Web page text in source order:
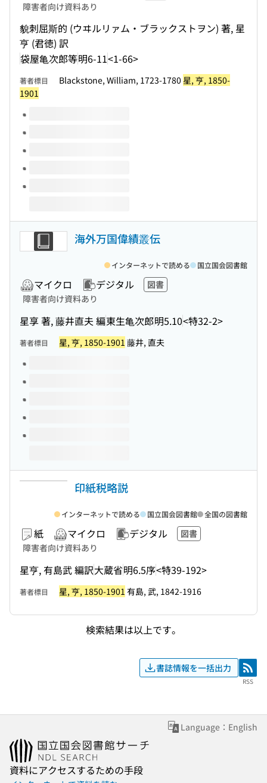
障害者向け資料あり
貌刺屈斯的 (ウヰルリァム・ブラックストヲン) 著, 星
亨 (君徳) 訳
袋屋亀次郎等明6-11<1-66>
著者標目 Blackstone, William, 1723-1780 星, 亨, 1850-
1901
このタイトルの巻号
海外万国偉績叢伝
マイクロ デジタル
図書
障害者向け資料あり
星享 著, 藤井直夫 編東生亀次郎明5.10<特32-2>
インターネットで読める 国立国会図書館
著者標目 星, 亨, 1850-1901 藤井, 直夫
このタイトルの巻号
印紙税略説
紙 マイクロ デジタル
図書
障害者向け資料あり
星亨, 有島武 編訳大蔵省明6.5序<特39-192>
インターネットで読める 国立国会図書館 全国の図書館
著者標目 星, 亨, 1850-1901 有島, 武, 1842-1916
検索結果は以上です。
書誌情報を一括出力 RSS
RSS
Language：English
資料にアクセスするための手段